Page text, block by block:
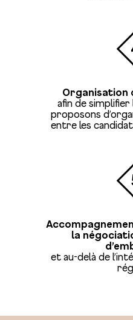
Organisation
afin de
proposons
entre les
la
et au-delà de